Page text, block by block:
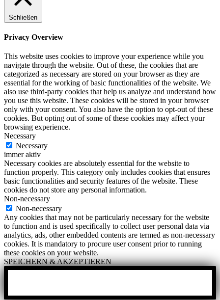
Schließen
Privacy Overview
This website uses cookies to improve your experience while you
navigate through the website. Out of these, the cookies that are
categorized as necessary are stored on your browser as they are
essential for the working of basic functionalities of the website. We
also use third-party cookies that help us analyze and understand how
you use this website. These cookies will be stored in your browser
only with your consent. You also have the option to opt-out of these
cookies. But opting out of some of these cookies may affect your
browsing experience.
Necessary
Necessary
immer aktiv
Necessary cookies are absolutely essential for the website to
function properly. This category only includes cookies that ensures
basic functionalities and security features of the website. These
cookies do not store any personal information.
Non-necessary
Non-necessary
Any cookies that may not be particularly necessary for the website
to function and is used specifically to collect user personal data via
analytics, ads, other embedded contents are termed as non-necessary
cookies. It is mandatory to procure user consent prior to running
these cookies on your website.
SPEICHERN & AKZEPTIEREN